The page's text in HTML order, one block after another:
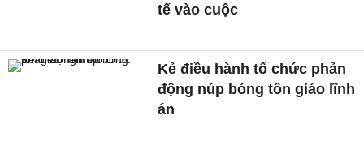
tế vào cuộc
Kẻ điều hành tổ chức phản
động núp bóng tôn giáo lĩnh
án